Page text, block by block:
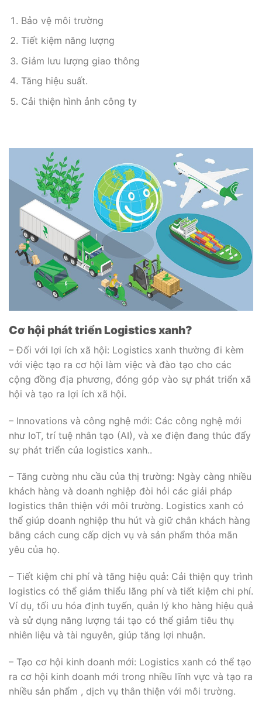
Bảo vệ môi trường
Tiết kiệm năng lượng
Giảm lưu lượng giao thông
Tăng hiệu suất.
Cải thiện hình ảnh công ty
Cơ hội phát triển Logistics xanh?
– Đối với lợi ích xã hội: Logistics xanh thường đi kèm
với việc tạo ra cơ hội làm việc và đào tạo cho các
cộng đồng địa phương, đóng góp vào sự phát triển xã
hội và tạo ra lợi ích xã hội.
– Innovations và công nghệ mới: Các công nghệ mới
như IoT, trí tuệ nhân tạo (AI), và xe điện đang thúc đẩy
sự phát triển của logistics xanh..
– Tăng cường nhu cầu của thị trường: Ngày càng nhiều
khách hàng và doanh nghiệp đòi hỏi các giải pháp
logistics thân thiện với môi trường. Logistics xanh có
thể giúp doanh nghiệp thu hút và giữ chân khách hàng
bằng cách cung cấp dịch vụ và sản phẩm thỏa mãn
yêu của họ.
– Tiết kiệm chi phí và tăng hiệu quả: Cải thiện quy trình
logistics có thể giảm thiểu lãng phí và tiết kiệm chi phí.
Ví dụ, tối ưu hóa định tuyến, quản lý kho hàng hiệu quả
và sử dụng năng lượng tái tạo có thể giảm tiêu thụ
nhiên liệu và tài nguyên, giúp tăng lợi nhuận.
– Tạo cơ hội kinh doanh mới: Logistics xanh có thể tạo
ra cơ hội kinh doanh mới trong nhiều lĩnh vực và tạo ra
nhiều sản phẩm , dịch vụ thân thiện với môi trường.